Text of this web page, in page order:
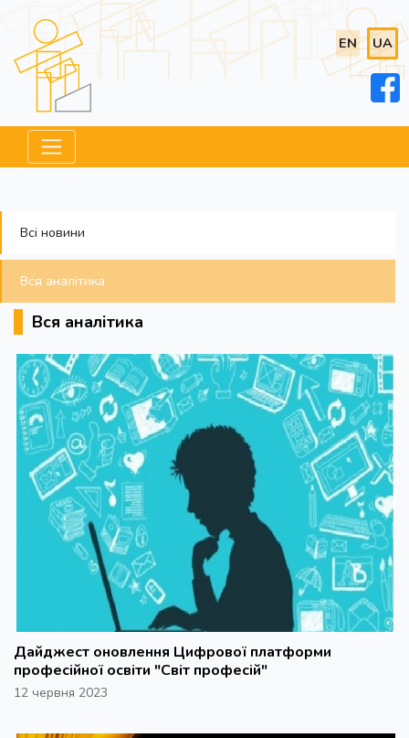
EN UA
Всі новини
Вся аналітика
Вся аналітика
Дайджест оновлення Цифрової платформи
професійної освіти "Світ професій"
12 червня 2023